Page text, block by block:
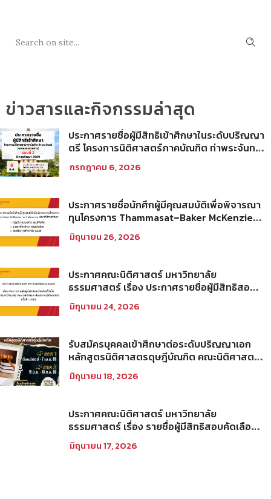
ข่าวสารและกิจกรรมล่าสุด
ประกาศรายชื่อผู้มีสิทธิเข้าศึกษาในระดับปริญญา
ตรี โครงการนิติศาสตร์ภาคบัณฑิต ท่าพระจันทร์
ศึกษา 2569 รอบที่ 2
กรกฎาคม 6, 2026
ประกาศรายชื่อนักศึกผู้มีคุณสมบัติเพื่อพิจารณา
ทุนโครงการ Thammasat–Baker McKenzie
Tax Fellowship ประจำปีการศึกษา 2569
มิถุนายน 26, 2026
ประกาศคณะนิติศาสตร์ มหาวิทยาลัย
ธรรมศาสตร์ เรื่อง ประกาศรายชื่อผู้มีสิทธิสอบ
คัดเลือกให้เป็นพนักงานมหาวิทยาลัย (คณะ
นิติศาสตร์) สายวิชาการประเภทนักวิจัย ครั้งที่
มิถุนายน 24, 2026
รับสมัครบุคคลเข้าศึกษาต่อระดับปริญญาเอก
หลักสูตรนิติศาสตรดุษฎีบัณฑิต คณะนิติศาสตร์
มหาวิทยาลัยธรรมศาสตร์ ประจำภาคการศึกษา
ที่ 2 ปีการศึกษา 2569
มิถุนายน 18, 2026
ประกาศคณะนิติศาสตร์ มหาวิทยาลัย
ธรรมศาสตร์ เรื่อง รายชื่อผู้มีสิทธิสอบคัดเลือก
เพื่อเข้าศึกษาในโครงการนิติศาสตร์ภาคบัณฑิต
ท่าพระจันทร์ คณะนิติศาสตร์ มหาวิทยาลัย
มิถุนายน 17, 2026